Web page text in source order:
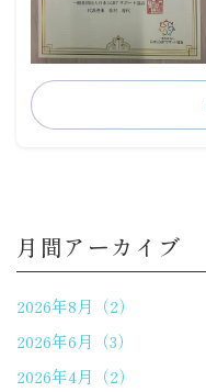
月間アーカイブ
2026年8月（2）
2026年6月（3）
2026年4月（2）